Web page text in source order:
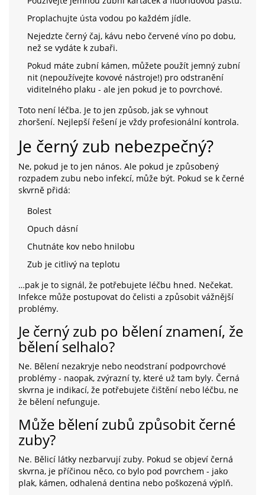
Proplachujte ústa vodou po každém jídle.
Nejedzte černý čaj, kávu nebo červené víno po dobu,
než se vydáte k zubaři.
Pokud máte zubní kámen, můžete použít jemný zubní
nit (nepoužívejte kovové nástroje!) pro odstranění
viditelného plaku - ale jen pokud je to povrchové.
Toto není léčba. Je to jen způsob, jak se vyhnout
zhoršení. Nejlepší řešení je vždy profesionální kontrola.
Je černý zub nebezpečný?
Ne, pokud je to jen nános. Ale pokud je způsobený
rozpadem zubu nebo infekcí, může být. Pokud se k černé
skvrně přidá:
Bolest
Opuch dásní
Chutnáte kov nebo hnilobu
Zub je citlivý na teplotu
…pak je to signál, že potřebujete léčbu hned. Nečekat.
Infekce může postupovat do čelisti a způsobit vážnější
problémy.
Je černý zub po bělení znamení, že
bělení selhalo?
Ne. Bělení nezakryje nebo neodstraní podpovrchové
problémy - naopak, zvýrazní ty, které už tam byly. Černá
skvrna je indikací, že potřebujete čištění nebo léčbu, ne
že bělení nefunguje.
Může bělení zubů způsobit černé
zuby?
Ne. Bělicí látky nezbarvují zuby. Pokud se objeví černá
skvrna, je příčinou něco, co bylo pod povrchem - jako
plak, kámen, odhalená dentina nebo poškozená výplň.